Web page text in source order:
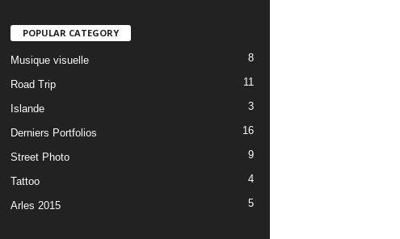
POPULAR CATEGORY
Musique visuelle 8
Road Trip 11
Islande 3
Derniers Portfolios 16
Street Photo 9
Tattoo 4
Arles 2015 5